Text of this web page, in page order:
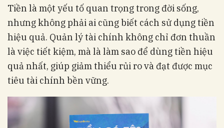
Tiền là một yếu tố quan trọng trong đời sống,
nhưng không phải ai cũng biết cách sử dụng tiền
hiệu quả. Quản lý tài chính không chỉ đơn thuần
là việc tiết kiệm, mà là làm sao để dùng tiền hiệu
quả nhất, giúp giảm thiểu rủi ro và đạt được mục
tiêu tài chính bền vững.